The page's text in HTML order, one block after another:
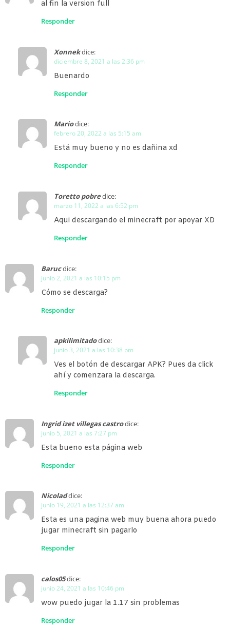
al fin la version full
Responder
Xonnekdice:
diciembre 8, 2021 a las 2:36 pm
Buenardo
Responder
Mariodice:
febrero 20, 2022 a las 5:15 am
Está muy bueno y no es dañina xd
Responder
Toretto pobredice:
marzo 11, 2022 a las 6:52 pm
Aqui descargando el minecraft por apoyar XD
Responder
Barucdice:
junio 2, 2021 a las 10:15 pm
Cómo se descarga?
Responder
apkilimitadodice:
junio 3, 2021 a las 10:38 pm
Ves el botón de descargar APK? Pues da click
ahí y comenzara la descarga.
Responder
Ingrid izet villegas castrodice:
junio 5, 2021 a las 7:27 pm
Esta bueno esta página web
Responder
Nicoladdice:
junio 19, 2021 a las 12:37 am
Esta es una pagina web muy buena ahora puedo
jugar minecraft sin pagarlo
Responder
calos05dice:
junio 24, 2021 a las 10:46 pm
wow puedo jugar la 1.17 sin problemas
Responder